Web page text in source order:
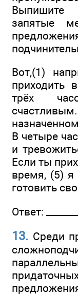
Выпишите
запятые
Вот,(1)
приходить
трёх
В четыре
и
Если ты
время, (5) я
готовить
Ответ:
13. Среди